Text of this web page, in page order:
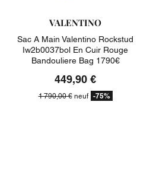
VALENTINO
Sac A Main Valentino Rockstud
Iw2b0037bol En Cuir Rouge
Bandouliere Bag 1790€
449,90 €
1 790,00 €neuf -75%